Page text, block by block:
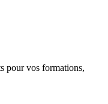
pour vos formations,